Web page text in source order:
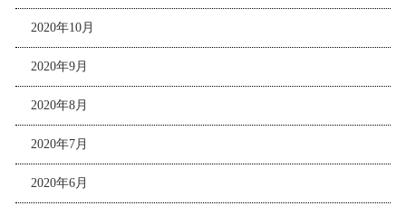
2020年10月
2020年9月
2020年8月
2020年7月
2020年6月